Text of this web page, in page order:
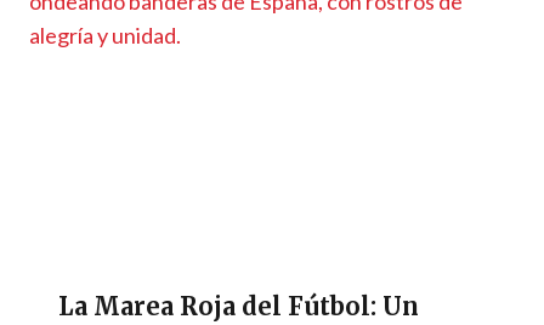
La Marea Roja del Fútbol: Un